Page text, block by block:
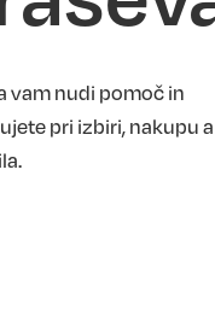
vam nudi pomoč in
pri izbiri, nakupu